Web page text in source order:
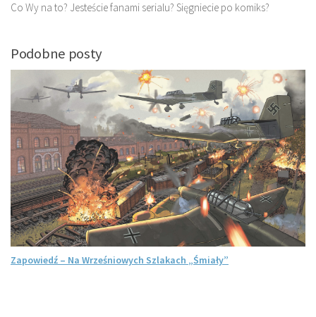
Co Wy na to? Jesteście fanami serialu? Sięgniecie po komiks?
Podobne posty
Zapowiedź – Na Wrześniowych Szlakach „Śmiały”